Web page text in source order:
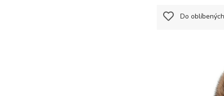
Do oblíbených